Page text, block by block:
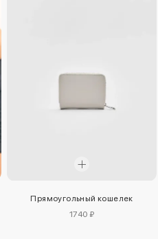
Прямоугольный кошелек
1740 ₽